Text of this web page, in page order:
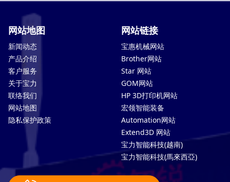
网站地图
新闻动态
产品介绍
客户服务
关于宝力
联络我们
网站地图
隐私保护政策
网站链接
宝惠机械网站
Brother网站
Star 网站
GOM网站
HP 3D打印机网站
宏领智能装备
Automation网站
Extend3D 网站
宝力智能科技(越南)
宝力智能科技(馬來西亞)